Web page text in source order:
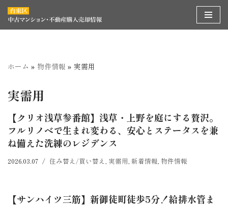
コ
ン
へ
ス
キ
ッ
プ
ホーム » 物件情報 » 実需用
実需用
【クリオ浅草参番館】浅草・上野を庭にする贅沢。
フルリノベで生まれ変わる、安心とステータスを兼
ね備えた洗練のレジデンス
2026.03.07 住み替え/買い替え, 実需用, 新着情報, 物件情報
【サンハイツ三筋】新御徒町徒歩5分！給排水管ま